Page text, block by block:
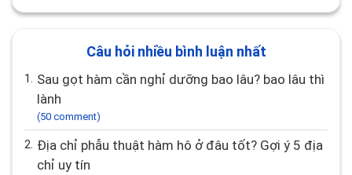
Câu hỏi nhiều bình luận nhất
1. Sau gọt hàm cần nghỉ dưỡng bao lâu? bao lâu thì
lành
(50 comment)
2. Địa chỉ phẫu thuật hàm hô ở đâu tốt? Gợi ý 5 địa
chỉ uy tín